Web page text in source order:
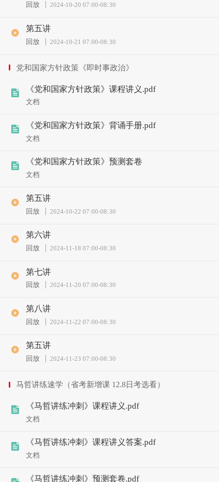
回放 2024-10-20 07:00-08:30
第五讲
回放 2024-10-21 07:00-08:30
党和国家方针政策《即时事政治》
《党和国家方针政策》课程讲义.pdf
文档
《党和国家方针政策》背诵手册.pdf
文档
《党和国家方针政策》预测套卷
文档
第五讲
回放 2024-10-22 07:00-08:30
第六讲
回放 2024-11-18 07:00-08:30
第七讲
回放 2024-11-20 07:00-08:30
第八讲
回放 2024-11-22 07:00-08:30
第五讲
回放 2024-11-23 07:00-08:30
马哲讲练速学（省考新增课 12.8日考选看）
《马哲讲练冲刺》课程讲义.pdf
文档
《马哲讲练冲刺》课程讲义答案.pdf
文档
《马哲讲练冲刺》预测套卷.pdf